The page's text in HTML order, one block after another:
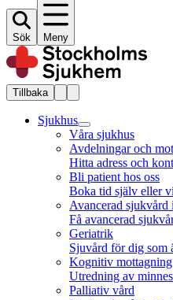
Sök Meny
Tillbaka
Sjukhus
Våra sjukhus
Avdelningar och
Hitta adress och
Bli patient hos oss
Boka tid själv eller
Avancerad sjukvård
Få avancerad
Geriatrik
Sjuvård för dig som
Kognitiv mottagning
Utredning av
Palliativ vård